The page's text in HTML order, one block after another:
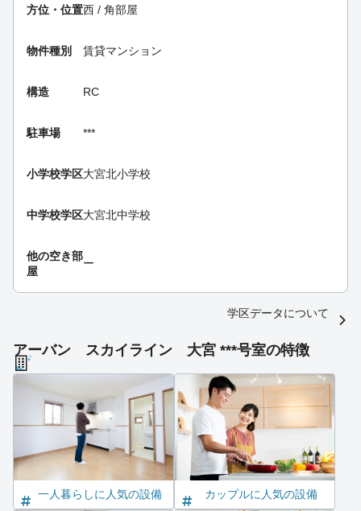
方位・位置西 / 角部屋
物件種別 賃貸マンション
構造 RC
駐車場 ***
小学校学区大宮北小学校
中学校学区大宮北中学校
他の空き部
屋
ー
学区データについて
アーバン スカイライン 大宮 ***号室の特徴
一人暮らしに人気の設備 カップルに人気の設備